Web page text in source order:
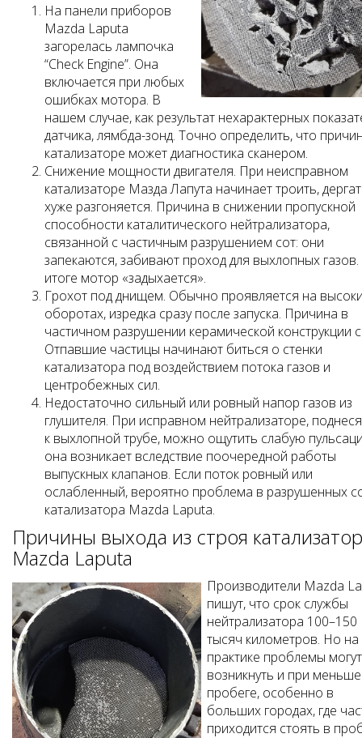
На панели приборов
Mazda Laputa
загорелась лампочка
“Check Engine”. Она
включается при любых
ошибках мотора. В
нашем случае, как результат нехарактерных
датчика, лямбда-зонд. Точно определить, что
катализаторе может диагностика сканером.
Снижение мощности двигателя. При неисправном
катализаторе Мазда Лапута начинает троить,
хуже разгоняется. Причина в снижении пропускной
способности каталитического нейтрализатора,
связанной с частичным разрушением сот: они
запекаются, забивают проход для выхлопных
итоге мотор «задыхается».
Грохот под днищем. Обычно проявляется на
оборотах, изредка сразу после запуска. Причина в
частичном разрушении керамической конструкции
Отпавшие частицы начинают биться о стенки
катализатора под воздействием потока газов и
центробежных сил.
Недостаточно сильный или ровный напор газов из
глушителя. При исправном нейтрализаторе, поднеся
к выхлопной трубе, можно ощутить слабую
она возникает вследствие поочередной работы
выпускных клапанов. Если поток ровный или
ослабленный, вероятно проблема в разрушенных
катализатора Mazda Laputa.
Причины выхода из строя
Mazda Laputa
Производители Mazda
пишут, что срок службы
нейтрализатора 100–150
тысяч километров. Но на
практике проблемы могут
возникнуть и при
пробеге, особенно в
больших городах, где
приходится стоять в